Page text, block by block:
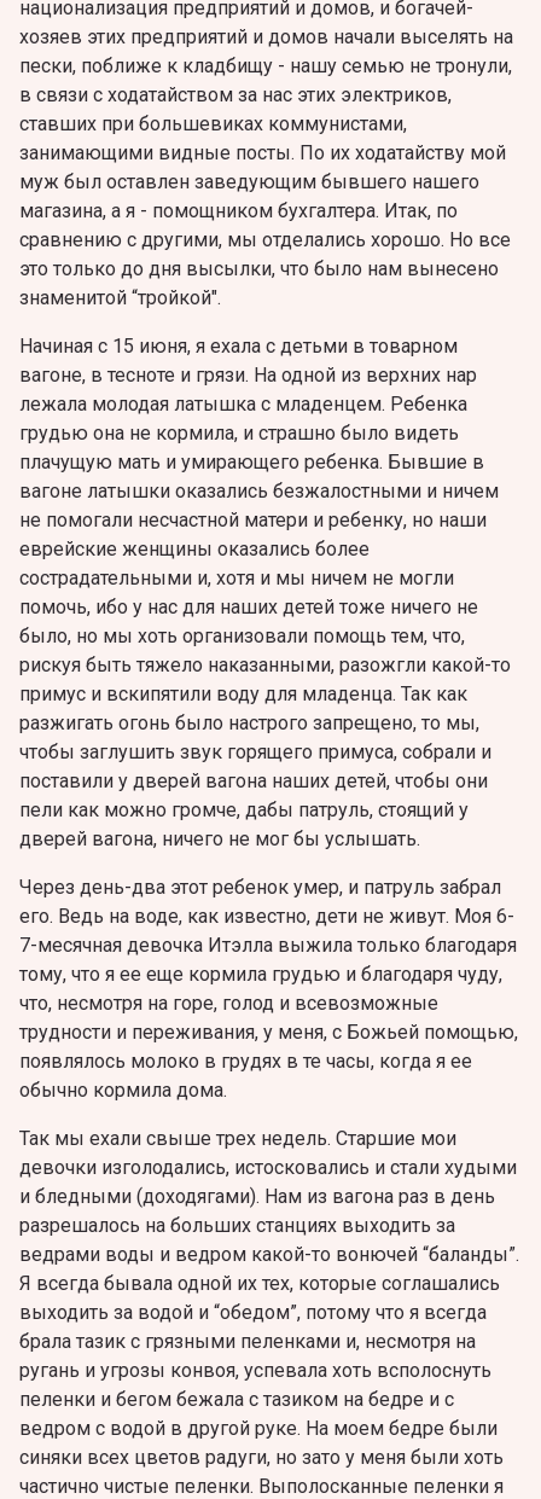
национализация предприятий и домов, и богачей-
хозяев этих предприятий и домов начали выселять на
пески, поближе к кладбищу - нашу семью не тронули,
в связи с ходатайством за нас этих электриков,
ставших при большевиках коммунистами,
занимающими видные посты. По их ходатайству мой
муж был оставлен заведующим бывшего нашего
магазина, а я - помощником бухгалтера. Итак, по
сравнению с другими, мы отделались хорошо. Но все
это только до дня высылки, что было нам вынесено
знаменитой “тройкой".
Начиная с 15 июня, я ехала с детьми в товарном
вагоне, в тесноте и грязи. На одной из верхних нар
лежала молодая латышка с младенцем. Ребенка
грудью она не кормила, и страшно было видеть
плачущую мать и умирающего ребенка. Бывшие в
вагоне латышки оказались безжалостными и ничем
не помогали несчастной матери и ребенку, но наши
еврейские женщины оказались более
сострадательными и, хотя и мы ничем не могли
помочь, ибо у нас для наших детей тоже ничего не
было, но мы хоть организовали помощь тем, что,
рискуя быть тяжело наказанными, разожгли какой-то
примус и вскипятили воду для младенца. Так как
разжигать огонь было настрого запрещено, то мы,
чтобы заглушить звук горящего примуса, собрали и
поставили у дверей вагона наших детей, чтобы они
пели как можно громче, дабы патруль, стоящий у
дверей вагона, ничего не мог бы услышать.
Через день-два этот ребенок умер, и патруль забрал
его. Ведь на воде, как известно, дети не живут. Моя 6-
7-месячная девочка Итэлла выжила только благодаря
тому, что я ее еще кормила грудью и благодаря чуду,
что, несмотря на горе, голод и всевозможные
трудности и переживания, у меня, с Божьей помощью,
появлялось молоко в грудях в те часы, когда я ее
обычно кормила дома.
Так мы ехали свыше трех недель. Старшие мои
девочки изголодались, истосковались и стали худыми
и бледными (доходягами). Нам из вагона раз в день
разрешалось на больших станциях выходить за
ведрами воды и ведром какой-то вонючей “баланды”.
Я всегда бывала одной их тех, которые соглашались
выходить за водой и “обедом”, потому что я всегда
брала тазик с грязными пеленками и, несмотря на
ругань и угрозы конвоя, успевала хоть всполоснуть
пеленки и бегом бежала с тазиком на бедре и с
ведром с водой в другой руке. На моем бедре были
синяки всех цветов радуги, но зато у меня были хоть
частично чистые пеленки. Выполосканные пеленки я